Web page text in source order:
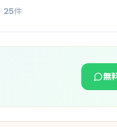
25件
無